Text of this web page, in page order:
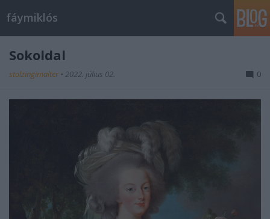
fáymiklós
Sokoldal
stolzingimalter • 2022. július 02. 0